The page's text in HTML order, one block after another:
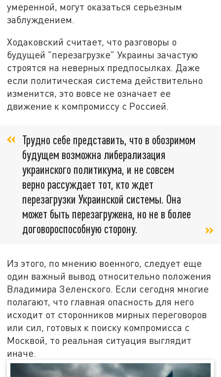
умеренной, могут оказаться серьезным
заблуждением.
Ходаковский считает, что разговоры о
будущей "перезагрузке" Украины зачастую
строятся на неверных предпосылках. Даже
если политическая система действительно
изменится, это вовсе не означает ее
движение к компромиссу с Россией.
Трудно себе представить, что в обозримом
будущем возможна либерализация
украинского политикума, и не совсем
верно рассуждает тот, кто ждет
перезагрузки Украинской системы. Она
может быть перезагружена, но не в более
договороспособную сторону.
Из этого, по мнению военного, следует еще
один важный вывод относительно положения
Владимира Зеленского. Если сегодня многие
полагают, что главная опасность для него
исходит от сторонников мирных переговоров
или сил, готовых к поиску компромисса с
Москвой, то реальная ситуация выглядит
иначе.